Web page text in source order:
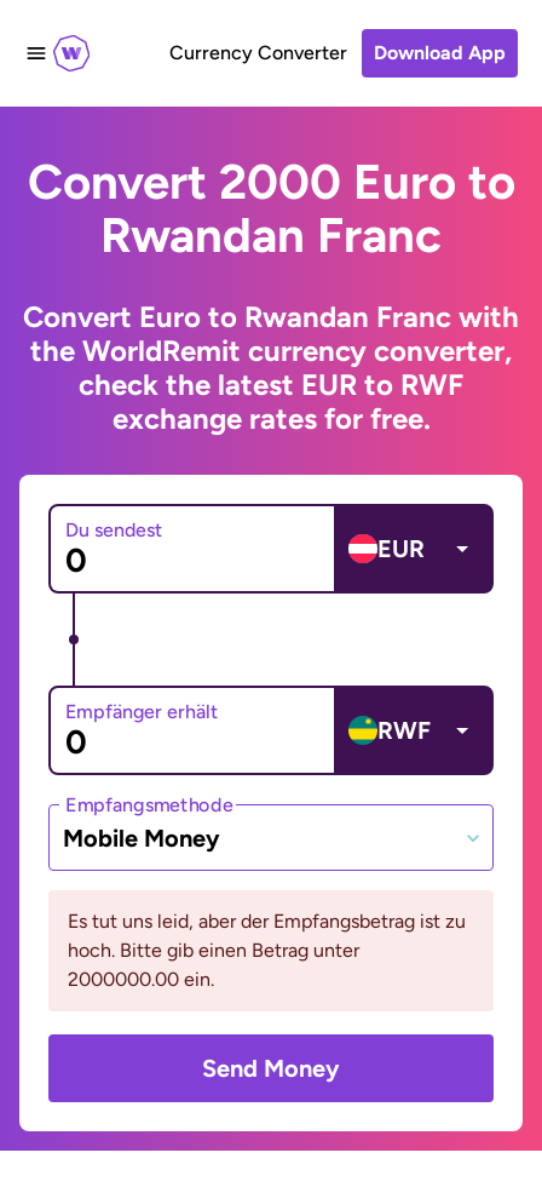
Currency Converter Download App
Convert 2000 Euro to
Rwandan Franc
Convert Euro to Rwandan Franc with
the WorldRemit currency converter,
check the latest EUR to RWF
exchange rates for free.
Du sendest
EUR
Empfänger erhält
RWF
Empfangsmethode
Mobile Money
Es tut uns leid, aber der Empfangsbetrag ist zu
hoch. Bitte gib einen Betrag unter
2000000.00 ein.
Send Money